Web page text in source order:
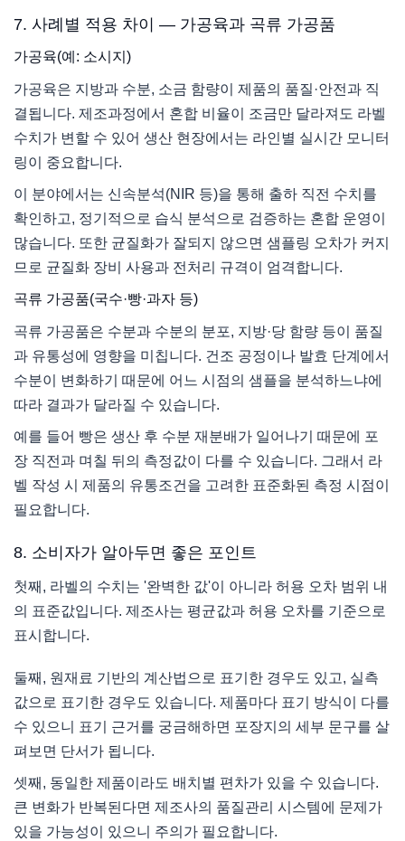
7. 사례별 적용 차이 — 가공육과 곡류 가공품
가공육(예: 소시지)
가공육은 지방과 수분, 소금 함량이 제품의 품질·안전과 직
결됩니다. 제조과정에서 혼합 비율이 조금만 달라져도 라벨
수치가 변할 수 있어 생산 현장에서는 라인별 실시간 모니터
링이 중요합니다.
이 분야에서는 신속분석(NIR 등)을 통해 출하 직전 수치를
확인하고, 정기적으로 습식 분석으로 검증하는 혼합 운영이
많습니다. 또한 균질화가 잘되지 않으면 샘플링 오차가 커지
므로 균질화 장비 사용과 전처리 규격이 엄격합니다.
곡류 가공품(국수·빵·과자 등)
곡류 가공품은 수분과 수분의 분포, 지방·당 함량 등이 품질
과 유통성에 영향을 미칩니다. 건조 공정이나 발효 단계에서
수분이 변화하기 때문에 어느 시점의 샘플을 분석하느냐에
따라 결과가 달라질 수 있습니다.
예를 들어 빵은 생산 후 수분 재분배가 일어나기 때문에 포
장 직전과 며칠 뒤의 측정값이 다를 수 있습니다. 그래서 라
벨 작성 시 제품의 유통조건을 고려한 표준화된 측정 시점이
필요합니다.
8. 소비자가 알아두면 좋은 포인트
첫째, 라벨의 수치는 '완벽한 값'이 아니라 허용 오차 범위 내
의 표준값입니다. 제조사는 평균값과 허용 오차를 기준으로
표시합니다.
둘째, 원재료 기반의 계산법으로 표기한 경우도 있고, 실측
값으로 표기한 경우도 있습니다. 제품마다 표기 방식이 다를
수 있으니 표기 근거를 궁금해하면 포장지의 세부 문구를 살
펴보면 단서가 됩니다.
셋째, 동일한 제품이라도 배치별 편차가 있을 수 있습니다.
큰 변화가 반복된다면 제조사의 품질관리 시스템에 문제가
있을 가능성이 있으니 주의가 필요합니다.